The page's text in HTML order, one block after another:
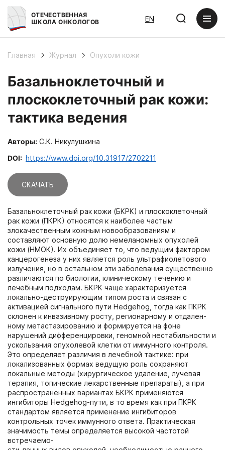
ОТЕЧЕСТВЕННАЯ
ШКОЛА ОНКОЛОГОВ
EN
Главная Журнал Опухоли кожи
Базальноклеточный и
плоскоклеточный рак кожи:
тактика ведения
Авторы: С.К. Никулушкина
DOI: https://www.doi.org/10.31917/2702211
СКАЧАТЬ
Базальноклеточный рак кожи (БКРК) и плоскоклеточный
рак кожи (ПКРК) относятся к наиболее частым
злокачественным кожным новообразованиям и
составляют основную долю немеланомных опухолей
кожи (НМОК). Их объединяет то, что ведущим фактором
канцерогенеза у них является роль ультрафиолетового
излучения, но в остальном эти заболевания существенно
различаются по биологии, клиническому течению и
лечебным подходам. БКРК чаще характеризуется
локально-деструирующим типом роста и связан с
активацией сигнального пути Hedgehog, тогда как ПКРК
склонен к инвазивному росту, регионарному и отдален-
ному метастазированию и формируется на фоне
нарушений дифференцировки, геномной нестабильности и
ускользания опухолевой клетки от иммунного контроля.
Это определяет различия в лечебной тактике: при
локализованных формах ведущую роль сохраняют
локальные методы (хирургическое удаление, лучевая
терапия, топические лекарственные препараты), а при
распространенных вариантах БКРК применяются
ингибиторы Hedgehog-пути, в то время как при ПКРК
стандартом является применение ингибиторов
контрольных точек иммунного ответа. Практическая
значимость темы определяется высокой частотой
встречаемо-